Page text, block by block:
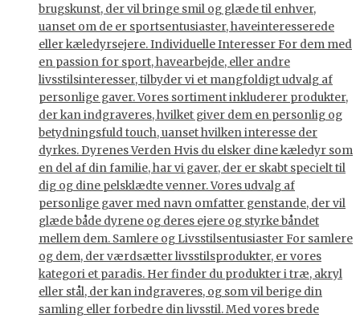
brugskunst, der vil bringe smil og glæde til enhver,
uanset om de er sportsentusiaster, haveinteresserede
eller kæledyrsejere. Individuelle Interesser For dem med
en passion for sport, havearbejde, eller andre
livsstilsinteresser, tilbyder vi et mangfoldigt udvalg af
personlige gaver. Vores sortiment inkluderer produkter,
der kan indgraveres, hvilket giver dem en personlig og
betydningsfuld touch, uanset hvilken interesse der
dyrkes. Dyrenes Verden Hvis du elsker dine kæledyr som
en del af din familie, har vi gaver, der er skabt specielt til
dig og dine pelsklædte venner. Vores udvalg af
personlige gaver med navn omfatter genstande, der vil
glæde både dyrene og deres ejere og styrke båndet
mellem dem. Samlere og Livsstilsentusiaster For samlere
og dem, der værdsætter livsstilsprodukter, er vores
kategori et paradis. Her finder du produkter i træ, akryl
eller stål, der kan indgraveres, og som vil berige din
samling eller forbedre din livsstil. Med vores brede